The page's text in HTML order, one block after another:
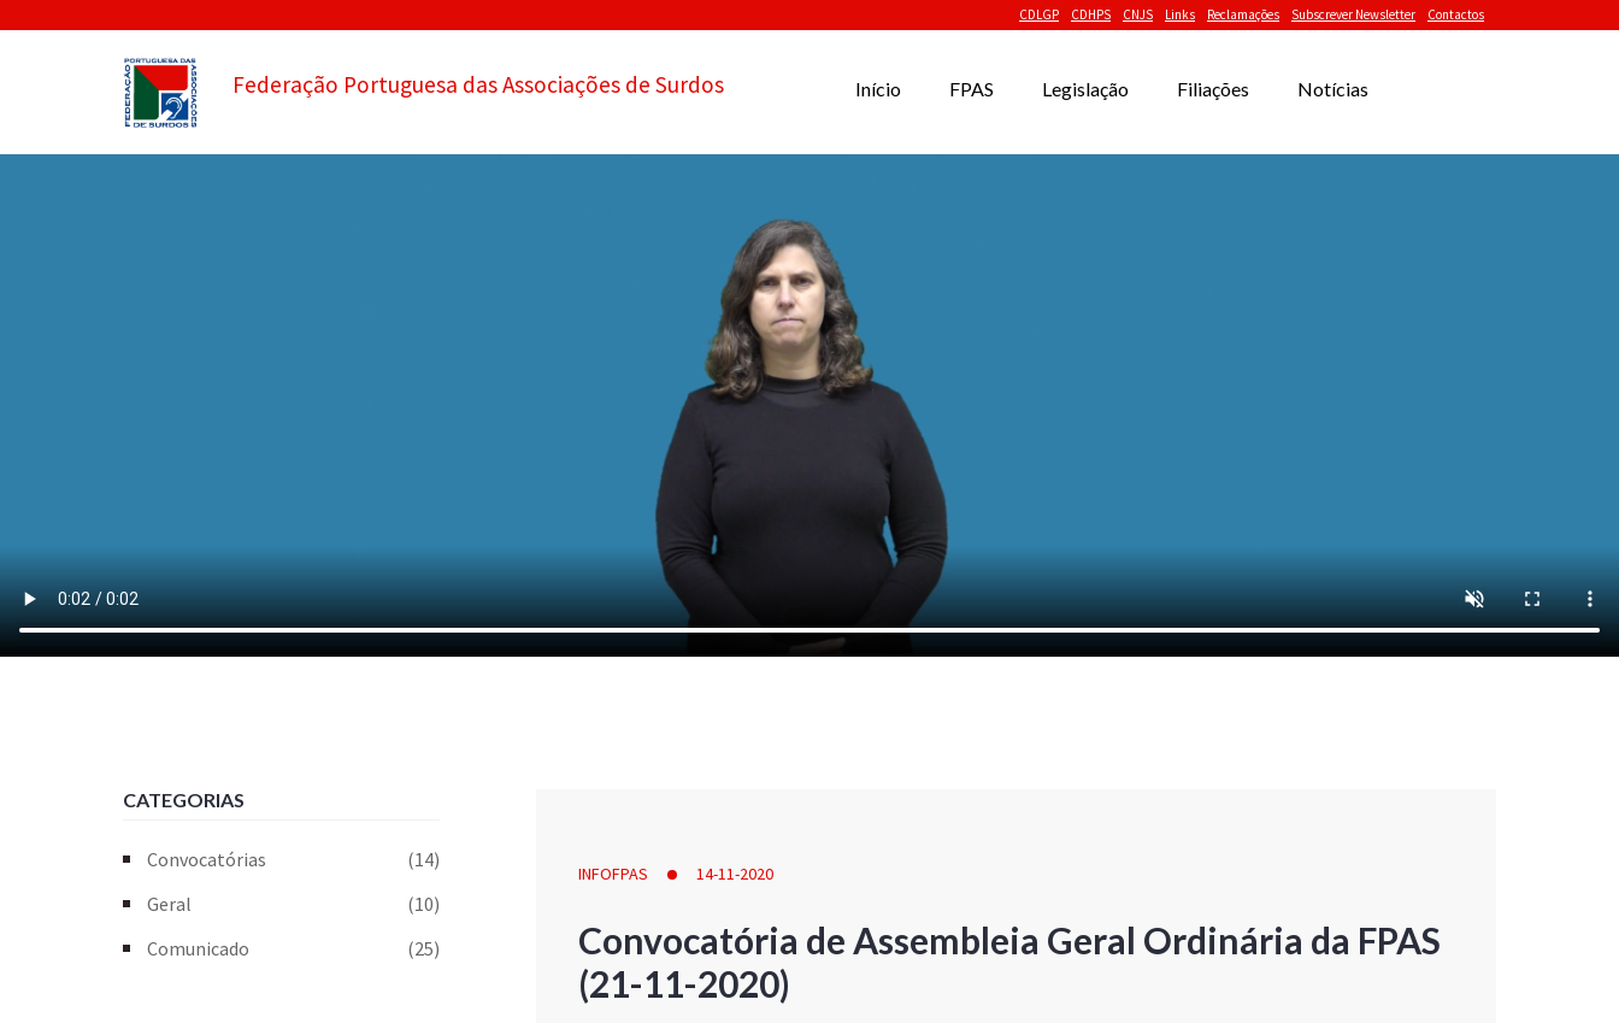
CDLGP CDHPS CNJS Links Reclamações Subscrever Newsletter Contactos
Federação Portuguesa das Associações de Surdos Início FPAS Legislação Filiações Notícias
INFOFPAS 14-11-2020
Convocatória de Assembleia Geral Ordinária da FPAS
(21-11-2020)
CATEGORIAS
Convocatórias
(14)
Geral
(10)
Comunicado
(25)